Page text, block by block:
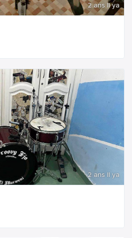
2 ans Il ya
2 ans Il ya